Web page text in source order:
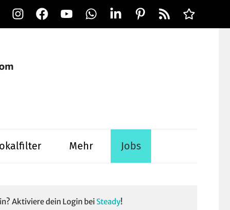
InstagramFacebookYouTubeWhatsAppLinkedInPinterest
RSS-
Feed
Alle
Mehr Jobs
Aktiviere dein Login bei Steady!